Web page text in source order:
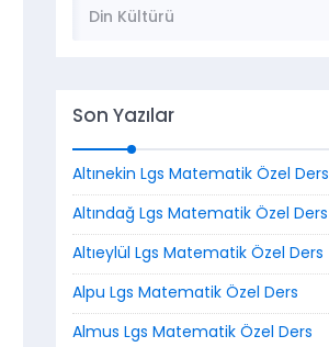
Din Kültürü
Son Yazılar
Altınekin Lgs Matematik Özel Ders
Altındağ Lgs Matematik Özel Ders
Altıeylül Lgs Matematik Özel Ders
Alpu Lgs Matematik Özel Ders
Almus Lgs Matematik Özel Ders